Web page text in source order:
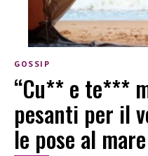
GOSSIP
“Cu** e te***
pesanti per il
le pose al